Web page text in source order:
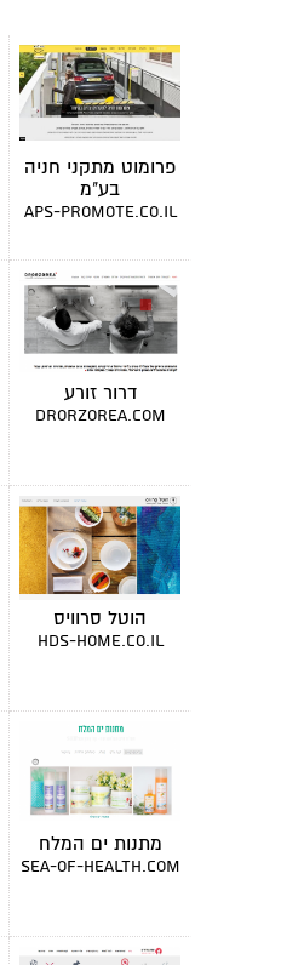
פרומוט מתקני חניה
בע"מ
aps-promote.co.il
דרור זורע
drorzorea.com
הוטל סרוויס
hds-home.co.il
מתנות ים המלח
sea-of-health.com